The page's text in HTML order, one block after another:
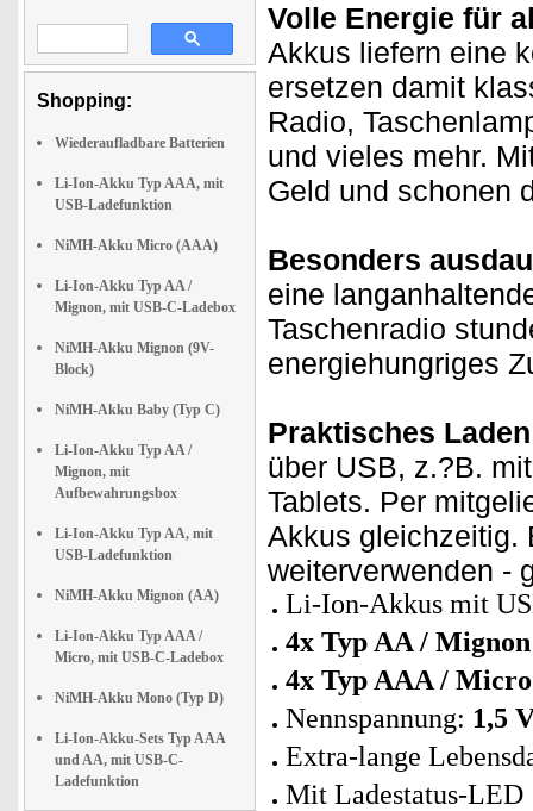
Shopping:
Wiederaufladbare Batterien
Li-Ion-Akku Typ AAA, mit
USB-Ladefunktion
NiMH-Akku Micro (AAA)
Li-Ion-Akku Typ AA /
Mignon, mit USB-C-Ladebox
NiMH-Akku Mignon (9V-
Block)
NiMH-Akku Baby (Typ C)
Li-Ion-Akku Typ AA /
Mignon, mit
Aufbewahrungsbox
Li-Ion-Akku Typ AA, mit
USB-Ladefunktion
NiMH-Akku Mignon (AA)
Li-Ion-Akku Typ AAA /
Micro, mit USB-C-Ladebox
NiMH-Akku Mono (Typ D)
Li-Ion-Akku-Sets Typ AAA
und AA, mit USB-C-
Ladefunktion
Volle Energie für
Akkus liefern eine
ersetzen damit
Radio,
und vieles mehr.
Geld und schonen
Besonders
eine
Taschenradio
energiehungriges
Praktisches
über USB, z.?B.
Tablets. Per
Akkus gleichzeitig.
weiterverwenden -
Li-Ion-Akkus mit
4x Typ AA /
4x Typ AAA /
Nennspannung: 1,5
Extra-lange
Mit Ladestatus-LED